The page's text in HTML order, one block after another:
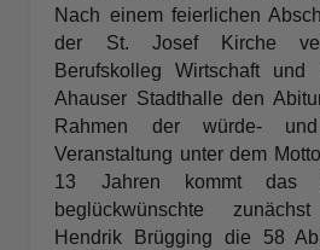
Nach einem feierlichen
der St. Josef Kirche
Berufskolleg Wirtschaft
Ahauser Stadthalle den
Rahmen der würde- und
Veranstaltung unter dem
13 Jahren kommt das
beglückwünschte
Hendrik Brügging die 58